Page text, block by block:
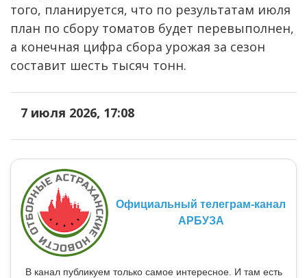
того, планируется, что по результатам июля
план по сбору томатов будет перевыполнен,
а конечная цифра сбора урожая за сезон
составит шесть тысяч тонн.
7 июля 2026, 17:08
Официальный телеграм-канал
АРБУЗА
В канал публикуем только самое интересное. И там есть